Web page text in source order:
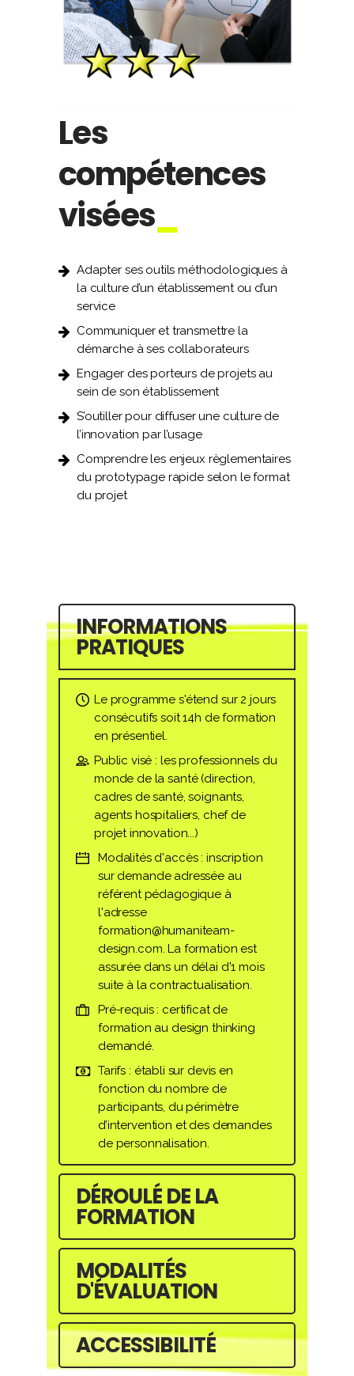
Les
compétences
visées
Adapter ses outils méthodologiques à
la culture d’un établissement ou d’un
service
Communiquer et transmettre la
démarche à ses collaborateurs
Engager des porteurs de projets au
sein de son établissement
S’outiller pour diffuser une culture de
l’innovation par l’usage
Comprendre les enjeux règlementaires
du prototypage rapide selon le format
du projet
INFORMATIONS
PRATIQUES
Le programme s'étend sur 2 jours
consécutifs soit 14h de formation
en présentiel.
Public visé : les professionnels du
monde de la santé (direction,
cadres de santé, soignants,
agents hospitaliers, chef de
projet innovation...)
Modalités d'accès : inscription
sur demande adressée au
référent pédagogique à
l'adresse
formation@humaniteam-
design.com. La formation est
assurée dans un délai d'1 mois
suite à la contractualisation.
Pré-requis : certificat de
formation au design thinking
demandé.
Tarifs : établi sur devis en
fonction du nombre de
participants, du périmètre
d’intervention et des demandes
de personnalisation.
DÉROULÉ DE LA
FORMATION
MODALITÉS
D'ÉVALUATION
ACCESSIBILITÉ